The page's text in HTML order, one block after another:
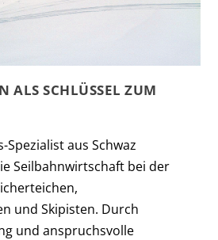
ALS SCHLÜSSEL ZUM
aus Schwaz
Seilbahnwirtschaft bei der
und Skipisten. Durch
und anspruchsvolle